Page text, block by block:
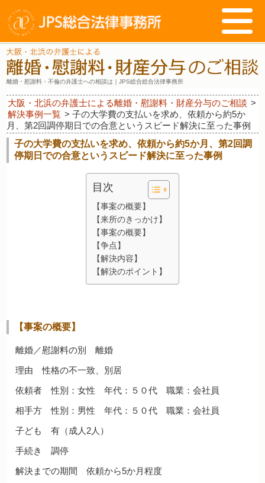
離婚・慰謝料・不倫の弁護士への相談は｜JPS総合総合法律事務所
大阪・北浜の弁護士による離婚・慰謝料・財産分与のご相談 >
解決事例一覧 >子の大学費の支払いを求め、依頼から約5か
月、第2回調停期日での合意というスピード解決に至った事例
子の大学費の支払いを求め、依頼から約5か月、第2回調
停期日での合意というスピード解決に至った事例
目次
【事案の概要】
【来所のきっかけ】
【事案の概要】
【争点】
【解決内容】
【解決のポイント】
【事案の概要】
離婚／慰謝料の別 離婚
理由 性格の不一致、別居
依頼者 性別：女性 年代：５０代 職業：会社員
相手方 性別：男性 年代：５０代 職業：会社員
子ども 有（成人2人）
手続き 調停
解決までの期間 依頼から5か月程度